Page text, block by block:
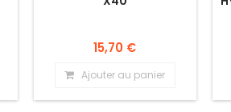
15,70 €
Ajouter au panier